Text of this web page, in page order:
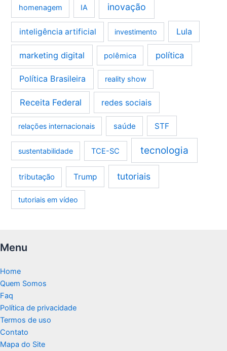
homenagem IA inovação
inteligência artificial investimento Lula
marketing digital polêmica política
Política Brasileira reality show
Receita Federal redes sociais
relações internacionais saúde STF
sustentabilidade TCE-SC tecnologia
tributação Trump tutoriais
tutoriais em vídeo
Menu
Home
Quem Somos
Faq
Política de privacidade
Termos de uso
Contato
Mapa do Site